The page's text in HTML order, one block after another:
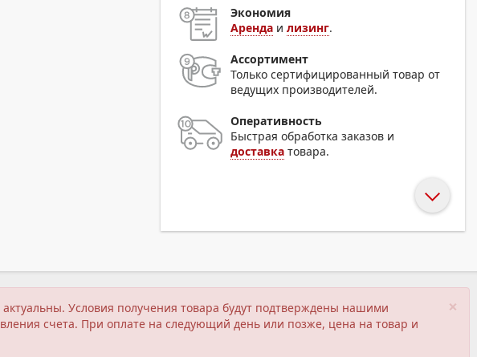
Экономия
Аренда илизинг.
Ассортимент
Только сертифицированный товар от
ведущих производителей.
Оперативность
Быстрая обработка заказов и
доставка товара.
×
Условия получения товара будут подтверждены нашими
счета. При оплате на следующий день или позже, цена на товар и